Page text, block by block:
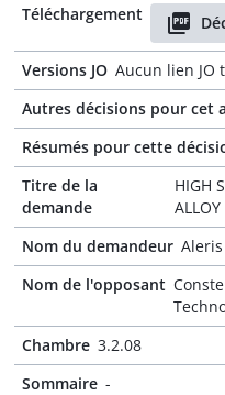
Téléchargement
Versions JO Aucun lien JO
Autres décisions pour cet
Résumés pour cette
Titre de la
demande
HIGH
ALLOY
Nom du demandeur
Nom de l'opposant
Chambre 3.2.08
Sommaire -